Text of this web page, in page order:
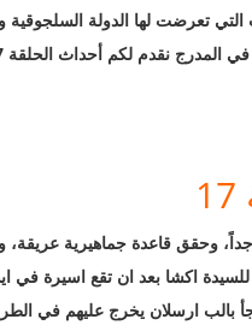
تعرضت لها الدولة السلجوقية
وحقق قاعدة جماهيرية عريقة،
للسيدة اكشا بعد ان تقع اسيرة
بالب ارسلان يخرج عليهم في